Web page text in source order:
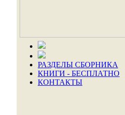
РАЗДЕЛЫ СБОРНИКА
КНИГИ - БЕСПЛАТНО
КОНТАКТЫ